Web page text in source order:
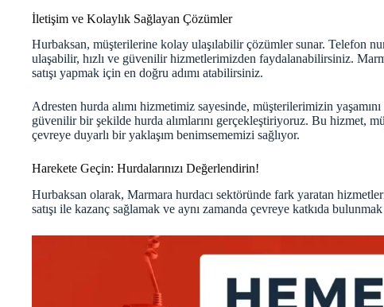
İletişim ve Kolaylık Sağlayan Çözümler
Hurbaksan, müşterilerine kolay ulaşılabilir çözümler sunar. Telefon
ulaşabilir, hızlı ve güvenilir hizmetlerimizden faydalanabilirsiniz.
satışı yapmak için en doğru adımı atabilirsiniz.
Adresten hurda alımı hizmetimiz sayesinde, müşterilerimizin
güvenilir bir şekilde hurda alımlarını gerçekleştiriyoruz. Bu hizmet,
çevreye duyarlı bir yaklaşım benimsememizi sağlıyor.
Harekete Geçin: Hurdalarınızı Değerlendirin!
Hurbaksan olarak, Marmara hurdacı sektöründe fark yaratan
satışı ile kazanç sağlamak ve aynı zamanda çevreye katkıda